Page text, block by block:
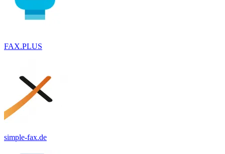
FAX.PLUS
simple-fax.de